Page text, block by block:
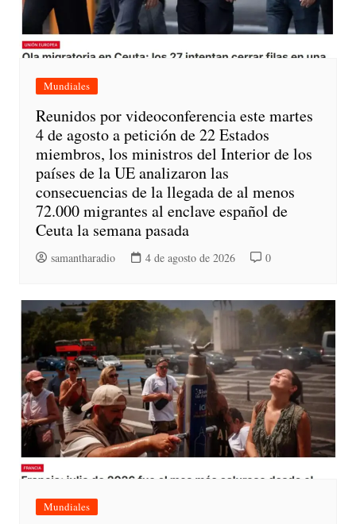
Mundiales
Reunidos por videoconferencia este martes
4 de agosto a petición de 22 Estados
miembros, los ministros del Interior de los
países de la UE analizaron las
consecuencias de la llegada de al menos
72.000 migrantes al enclave español de
Ceuta la semana pasada
samantharadio 4 de agosto de 2026 0
Mundiales